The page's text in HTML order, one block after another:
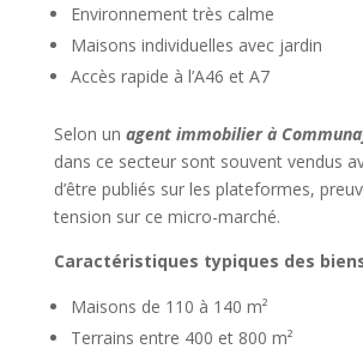
Environnement très calme
Maisons individuelles avec jardin
Accès rapide à l’A46 et A7
Selon un agent immobilier à
dans ce secteur sont souvent vendus
d’être publiés sur les plateformes,
tension sur ce micro-marché.
Caractéristiques typiques des
Maisons de 110 à 140 m²
Terrains entre 400 et 800 m²